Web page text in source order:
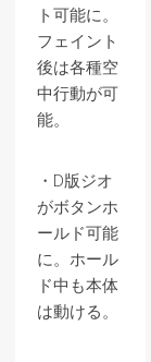
ト可能に。
フェイント
後は各種空
中行動が可
能。
・D版ジオ
がボタンホ
ールド可能
に。ホール
ド中も本体
は動ける。